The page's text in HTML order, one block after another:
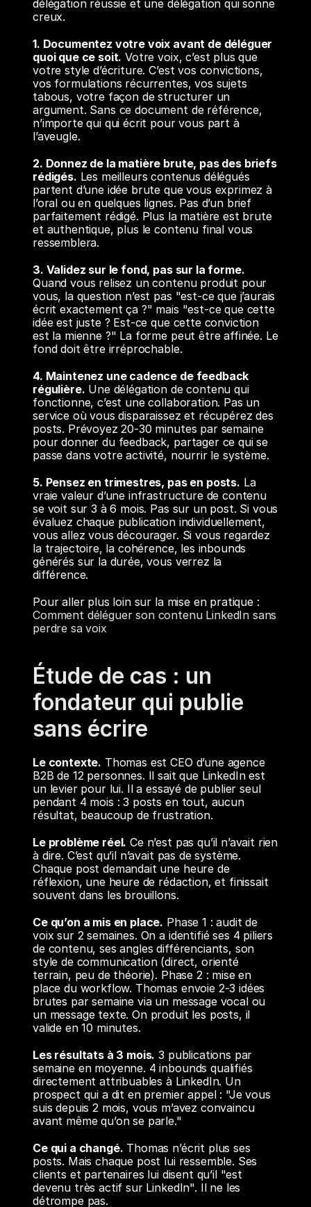
délégation réussie et une délégation qui sonne
creux.
1. Documentez votre voix avant de déléguer
quoi que ce soit. Votre voix, c’est plus que
votre style d’écriture. C’est vos convictions,
vos formulations récurrentes, vos sujets
tabous, votre façon de structurer un
argument. Sans ce document de référence,
n’importe qui qui écrit pour vous part à
l’aveugle.
2. Donnez de la matière brute, pas des briefs
rédigés. Les meilleurs contenus délégués
partent d’une idée brute que vous exprimez à
l’oral ou en quelques lignes. Pas d’un brief
parfaitement rédigé. Plus la matière est brute
et authentique, plus le contenu final vous
ressemblera.
3. Validez sur le fond, pas sur la forme.
Quand vous relisez un contenu produit pour
vous, la question n’est pas "est-ce que j’aurais
écrit exactement ça ?" mais "est-ce que cette
idée est juste ? Est-ce que cette conviction
est la mienne ?" La forme peut être affinée. Le
fond doit être irréprochable.
4. Maintenez une cadence de feedback
régulière. Une délégation de contenu qui
fonctionne, c’est une collaboration. Pas un
service où vous disparaissez et récupérez des
posts. Prévoyez 20-30 minutes par semaine
pour donner du feedback, partager ce qui se
passe dans votre activité, nourrir le système.
5. Pensez en trimestres, pas en posts. La
vraie valeur d’une infrastructure de contenu
se voit sur 3 à 6 mois. Pas sur un post. Si vous
évaluez chaque publication individuellement,
vous allez vous décourager. Si vous regardez
la trajectoire, la cohérence, les inbounds
générés sur la durée, vous verrez la
différence.
Comment déléguer son contenu LinkedIn sans
perdre sa voix
Étude de cas : un
fondateur qui publie
sans écrire
Le contexte. Thomas est CEO d’une agence
B2B de 12 personnes. Il sait que LinkedIn est
un levier pour lui. Il a essayé de publier seul
pendant 4 mois : 3 posts en tout, aucun
résultat, beaucoup de frustration.
Le problème réel. Ce n’est pas qu’il n’avait rien
à dire. C’est qu’il n’avait pas de système.
Chaque post demandait une heure de
réflexion, une heure de rédaction, et finissait
souvent dans les brouillons.
Ce qu’on a mis en place. Phase 1 : audit de
voix sur 2 semaines. On a identifié ses 4 piliers
de contenu, ses angles différenciants, son
style de communication (direct, orienté
terrain, peu de théorie). Phase 2 : mise en
place du workflow. Thomas envoie 2-3 idées
brutes par semaine via un message vocal ou
un message texte. On produit les posts, il
valide en 10 minutes.
Les résultats à 3 mois. 3 publications par
semaine en moyenne. 4 inbounds qualifiés
directement attribuables à LinkedIn. Un
prospect qui a dit en premier appel : "Je vous
suis depuis 2 mois, vous m’avez convaincu
avant même qu’on se parle."
Ce qui a changé. Thomas n’écrit plus ses
posts. Mais chaque post lui ressemble. Ses
clients et partenaires lui disent qu’il "est
devenu très actif sur LinkedIn". Il ne les
détrompe pas.